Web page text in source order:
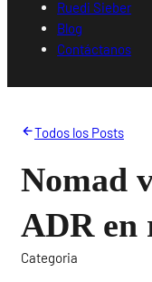
Ruedi Sieber
Blog
Contáctanos
Todos los Posts
Nomad
ADR en
Categoria